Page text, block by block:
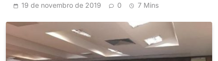
19 de novembro de 2019 0 7 Mins